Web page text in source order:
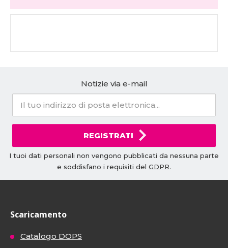
Notizie via e-mail
REGISTRATI
I tuoi dati personali non vengono pubblicati da nessuna parte
e soddisfano i requisiti del GDPR.
Scaricamento
Catalogo DOPS